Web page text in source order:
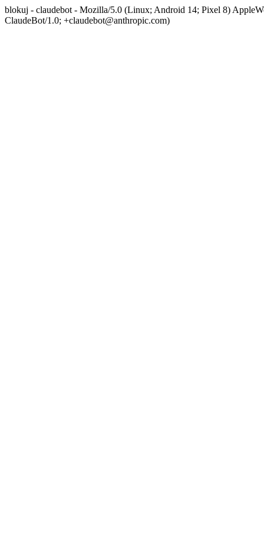
blokuj - claudebot - Mozilla/5.0 (Linux; Android 14; Pixel 8)
ClaudeBot/1.0; +claudebot@anthropic.com)